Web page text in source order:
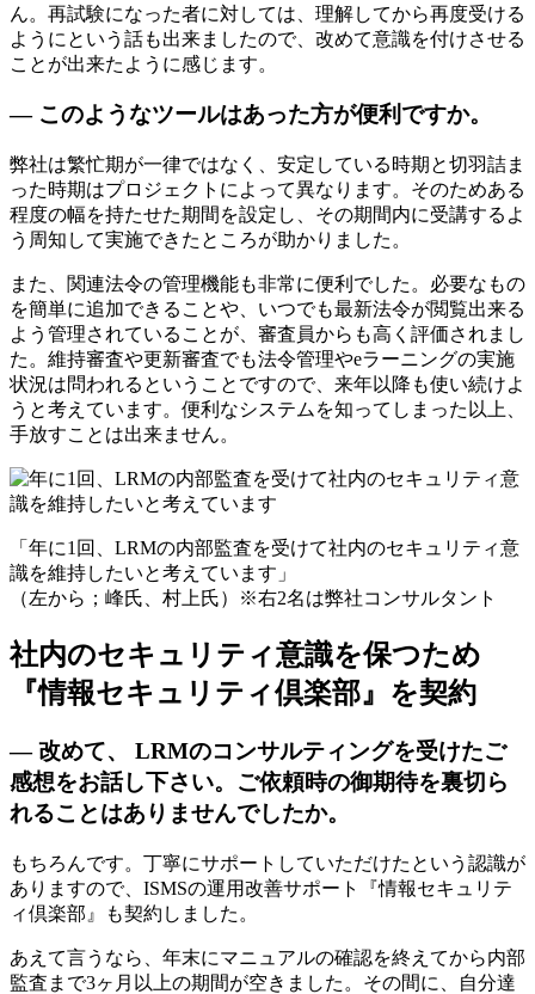
ん。再試験になった者に対しては、理解してから再度受ける
ようにという話も出来ましたので、改めて意識を付けさせる
ことが出来たように感じます。
— このようなツールはあった方が便利ですか。
弊社は繁忙期が一律ではなく、安定している時期と切羽詰ま
った時期はプロジェクトによって異なります。そのためある
程度の幅を持たせた期間を設定し、その期間内に受講するよ
う周知して実施できたところが助かりました。
また、関連法令の管理機能も非常に便利でした。必要なもの
を簡単に追加できることや、いつでも最新法令が閲覧出来る
よう管理されていることが、審査員からも高く評価されまし
た。維持審査や更新審査でも法令管理やeラーニングの実施
状況は問われるということですので、来年以降も使い続けよ
うと考えています。便利なシステムを知ってしまった以上、
手放すことは出来ません。
「年に1回、LRMの内部監査を受けて社内のセキュリティ意
識を維持したいと考えています」
（左から；峰氏、村上氏）※右2名は弊社コンサルタント
社内のセキュリティ意識を保つため
『情報セキュリティ倶楽部』を契約
— 改めて、 LRMのコンサルティングを受けたご
感想をお話し下さい。ご依頼時の御期待を裏切ら
れることはありませんでしたか。
もちろんです。丁寧にサポートしていただけたという認識が
ありますので、ISMSの運用改善サポート『情報セキュリテ
ィ倶楽部』も契約しました。
あえて言うなら、年末にマニュアルの確認を終えてから内部
監査まで3ヶ月以上の期間が空きました。その間に、自分達